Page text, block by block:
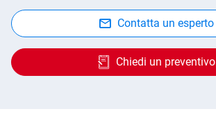
Contatta un esperto
Chiedi un preventivo